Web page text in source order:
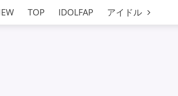
TOP IDOLFAP アイドル